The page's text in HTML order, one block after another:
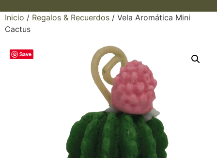
Inicio / Regalos & Recuerdos / Vela Aromática Mini
Cactus
Save